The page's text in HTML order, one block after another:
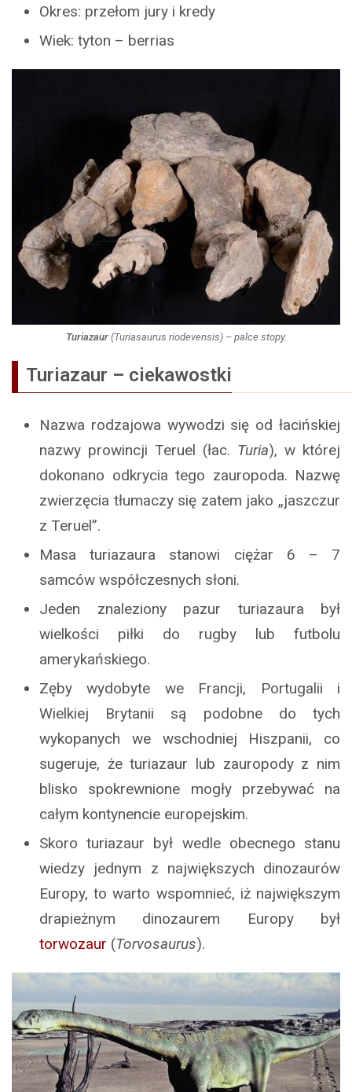
Okres: przełom jury i kredy
Wiek: tyton – berrias
Turiazaur(Turiasaurus riodevensis) – palce stopy.
Turiazaur – ciekawostki
Nazwa rodzajowa wywodzi się od łacińskiej
nazwy prowincji Teruel (łac. Turia), w której
dokonano odkrycia tego zauropoda. Nazwę
zwierzęcia tłumaczy się zatem jako „jaszczur
z Teruel”.
Masa turiazaura stanowi ciężar 6 – 7
samców współczesnych słoni.
Jeden znaleziony pazur turiazaura był
wielkości piłki do rugby lub futbolu
amerykańskiego.
Zęby wydobyte we Francji, Portugalii i
Wielkiej Brytanii są podobne do tych
wykopanych we wschodniej Hiszpanii, co
sugeruje, że turiazaur lub zauropody z nim
blisko spokrewnione mogły przebywać na
całym kontynencie europejskim.
Skoro turiazaur był wedle obecnego stanu
wiedzy jednym z największych dinozaurów
Europy, to warto wspomnieć, iż największym
drapieżnym dinozaurem Europy był
torwozaur (Torvosaurus).